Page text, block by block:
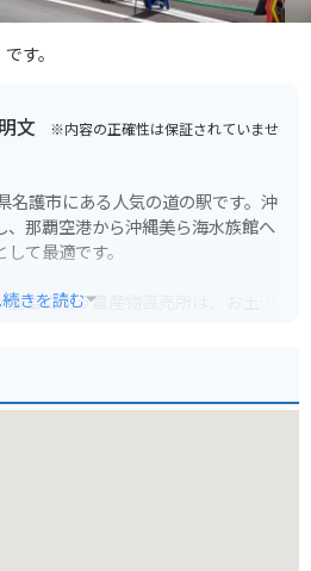
す。
文 ※内容の正確性は保証されていませ
名護市にある人気の道の駅です。沖
那覇空港から沖縄美ら海水族館へ
て最適です。
豊富に揃う農産物直売所は、お土産
える飲食店もあります。
続きを読む